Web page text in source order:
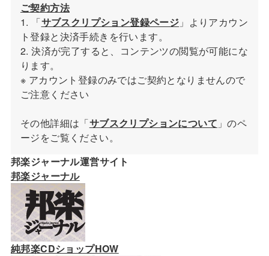
ご契約方法
1. 「サブスクリプション登録ページ 」よりアカウン
ト登録と決済手続きを行います。
2. 決済が完了すると、コンテンツの閲覧が可能にな
ります。
※ アカウント登録のみではご契約となりませんので
ご注意ください
その他詳細は「サブスクリプションについて 」のペ
ージをご覧ください。
邦楽ジャーナル運営サイト
邦楽ジャーナル
純邦楽CDショップHOW